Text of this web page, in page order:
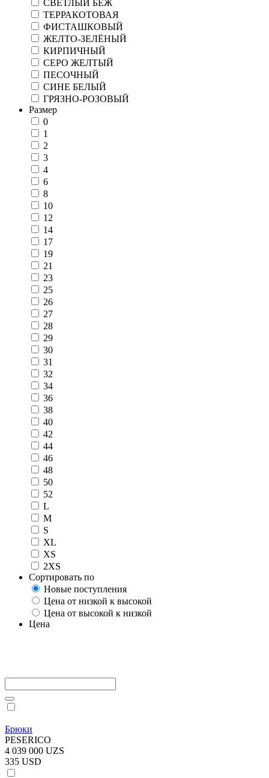
СВЕТЛЫЙ БЕЖ
ТЕРРАКОТОВАЯ
ФИСТАШКОВЫЙ
ЖЕЛТО-ЗЕЛЁНЫЙ
КИРПИЧНЫЙ
СЕРО ЖЕЛТЫЙ
ПЕСОЧНЫЙ
СИНЕ БЕЛЫЙ
ГРЯЗНО-РОЗОВЫЙ
Размер
0
1
2
3
4
6
8
10
12
14
17
19
21
23
25
26
27
28
29
30
31
32
34
36
38
40
42
44
46
48
50
52
L
M
S
XL
XS
2XS
Сортировать по
Новые поступления
Цена от низкой к высокой
Цена от высокой к низкой
Цена
Брюки
PESERICO
4 039 000 UZS
335 USD